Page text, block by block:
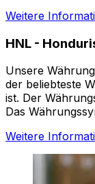
Weitere
HNL -
Unsere
der beliebteste
ist. Der
Das
Weitere